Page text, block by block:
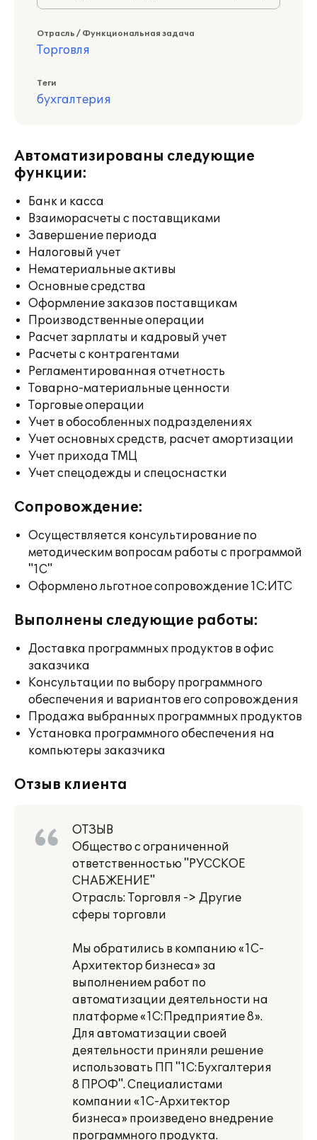
Отрасль / Функциональная задача
Торговля
Теги
бухгалтерия
Автоматизированы следующие
функции:
Банк и касса
Взаиморасчеты с поставщиками
Завершение периода
Налоговый учет
Нематериальные активы
Основные средства
Оформление заказов поставщикам
Производственные операции
Расчет зарплаты и кадровый учет
Расчеты с контрагентами
Регламентированная отчетность
Товарно-материальные ценности
Торговые операции
Учет в обособленных подразделениях
Учет основных средств, расчет амортизации
Учет прихода ТМЦ
Учет спецодежды и спецоснастки
Сопровождение:
Осуществляется консультирование по
методическим вопросам работы с программой
"1С"
Оформлено льготное сопровождение 1С:ИТС
Выполнены следующие работы:
Доставка программных продуктов в офис
заказчика
Консультации по выбору программного
обеспечения и вариантов его сопровождения
Продажа выбранных программных продуктов
Установка программного обеспечения на
компьютеры заказчика
Отзыв клиента
ОТЗЫВ
Общество с ограниченной
ответственностью "РУССКОЕ
СНАБЖЕНИЕ"
Отрасль: Торговля -> Другие
сферы торговли
Мы обратились в компанию «1С-
Архитектор бизнеса» за
выполнением работ по
автоматизации деятельности на
платформе «1С:Предприятие 8».
Для автоматизации своей
деятельности приняли решение
использовать ПП "1C:Бухгалтерия
8 ПРОФ". Специалистами
компании «1С-Архитектор
бизнеса» произведено внедрение
программного продукта.